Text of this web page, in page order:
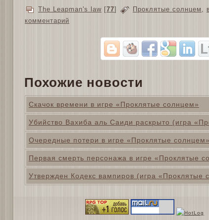
The Leapman's law [77] Проклятые солнцем
комментарий
Похожие новости
Скачок времени в игре «Проклятые солнцем»
Убийство Вахиба аль Саиди раскрыто (игра
Очередные потери в игре «Проклятые солнцем»
Первая смерть персонажа в игре «Проклятые
Утвержден Кодекс вампиров (игра «Проклятые